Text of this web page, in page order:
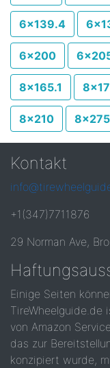
6x139.4
6x200
8x165.1
8x210 8x275
Kontakt
+1(347)7711876
29 Norman Ave,
Einige Seiten
TireWheelguide.de
von Amazon
das zur
konzipiert wurde,